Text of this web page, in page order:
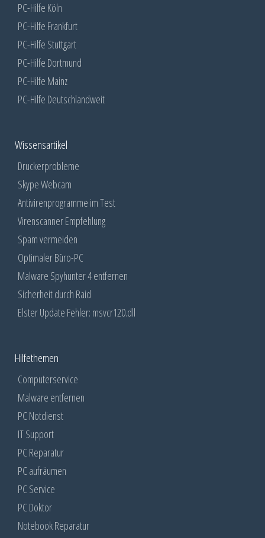
PC-Hilfe Köln
PC-Hilfe Frankfurt
PC-Hilfe Stuttgart
PC-Hilfe Dortmund
PC-Hilfe Mainz
PC-Hilfe Deutschlandweit
Wissensartikel
Druckerprobleme
Skype Webcam
Antivirenprogramme im Test
Virenscanner Empfehlung
Spam vermeiden
Optimaler Büro-PC
Malware Spyhunter 4 entfernen
Sicherheit durch Raid
Elster Update Fehler: msvcr120.dll
Hilfethemen
Computerservice
Malware entfernen
PC Notdienst
IT Support
PC Reparatur
PC aufräumen
PC Service
PC Doktor
Notebook Reparatur